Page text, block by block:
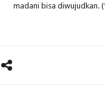
madani bisa diwujudkan.